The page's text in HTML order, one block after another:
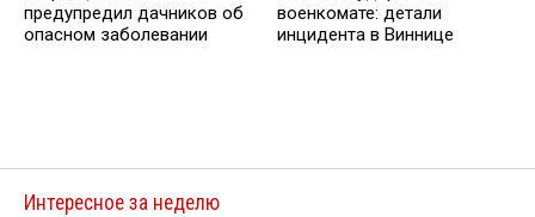
предупредил дачников об
опасном заболевании
военкомате: детали
инцидента в Виннице
Интересное за неделю